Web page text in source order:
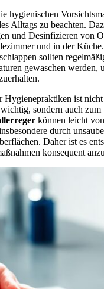
hygienischen
Alltags zu beachten.
und Desinfizieren von
und in der
sollten
gewaschen werden,
Hygienepraktiken ist
sondern auch zum
können leicht
durch
Daher ist es
konsequent